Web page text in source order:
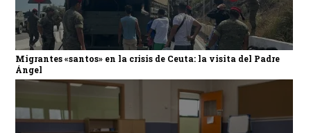
Migrantes «santos» en la crisis de Ceuta: la visita del Padre
Ángel